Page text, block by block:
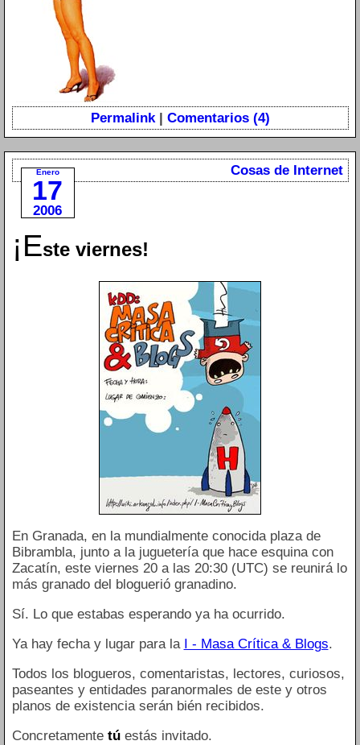
Permalink| Comentarios (4)
Enero
17
2006
Cosas de Internet
¡Este viernes!
En Granada, en la mundialmente conocida plaza de
Bibrambla, junto a la juguetería que hace esquina con
Zacatín, este viernes 20 a las 20:30 (UTC) se reunirá lo
más granado del bloguerió granadino.
Sí. Lo que estabas esperando ya ha ocurrido.
Ya hay fecha y lugar para la
I - Masa Crítica & Blogs.
Todos los blogueros, comentaristas, lectores, curiosos,
paseantes y entidades paranormales de este y otros
planos de existencia serán bién recibidos.
Concretamente túestás invitado.